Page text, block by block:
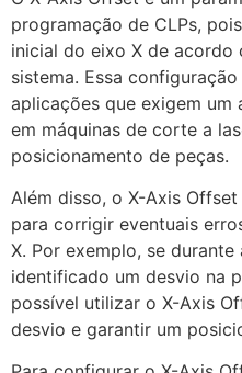
programação de CLPs,
inicial do eixo X de acordo
sistema. Essa
aplicações que exigem
em máquinas de corte a
posicionamento de peças.
Além disso, o X-Axis
para corrigir eventuais
X. Por exemplo, se
identificado um desvio na
possível utilizar o X-Axis
desvio e garantir um